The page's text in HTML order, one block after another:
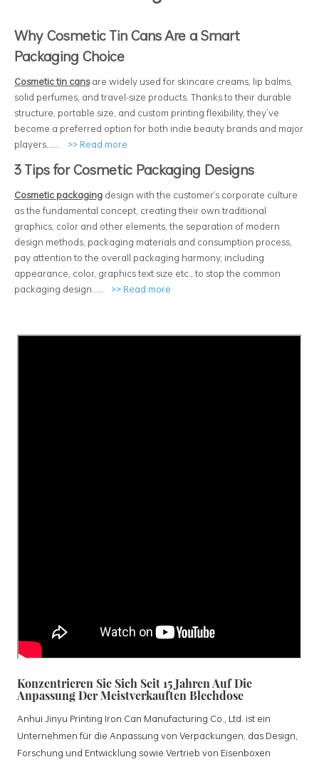
Why Cosmetic Tin Cans Are a Smart
Packaging Choice
Cosmetic tin cansare widely used for skincare creams, lip balms,
solid perfumes, and travel-size products. Thanks to their durable
structure, portable size, and custom printing flexibility, they’ve
become a preferred option for both indie beauty brands and major
players...... >> Read more
3 Tips for Cosmetic Packaging Designs
Cosmetic packaging design with the customer's corporate culture
as the fundamental concept, creating their own traditional
graphics, color and other elements, the separation of modern
design methods, packaging materials and consumption process,
pay attention to the overall packaging harmony, including
appearance, color, graphics text size etc., to stop the common
packaging design...... >> Read more
Konzentrieren Sie Sich Seit 15 Jahren Auf Die
Anpassung Der Meistverkauften Blechdose
Anhui Jinyu Printing Iron Can Manufacturing Co., Ltd. ist ein
Unternehmen für die Anpassung von Verpackungen, das Design,
Forschung und Entwicklung sowie Vertrieb von Eisenboxen